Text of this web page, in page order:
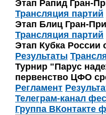
Этап Рапид Гран-
Трансляция партий
Этап Блиц Гран-
Трансляция партий
Этап Кубка России
Результаты
Турнир "Парус
первенство ЦФО
Регламент
Телеграм-канал
Группа ВКонтакте